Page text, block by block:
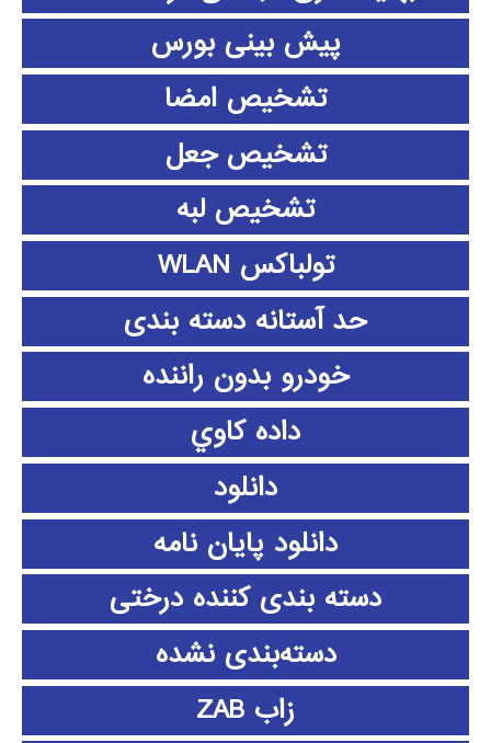
پیش بینی بورس
تشخیص امضا
تشخیص جعل
تشخیص لبه
تولباکس WLAN
حد آستانه دسته بندی
خودرو بدون راننده
داده كاوي
دانلود
دانلود پايان نامه
دسته بندی کننده درختی
دسته‌بندی نشده
زاب ZAB